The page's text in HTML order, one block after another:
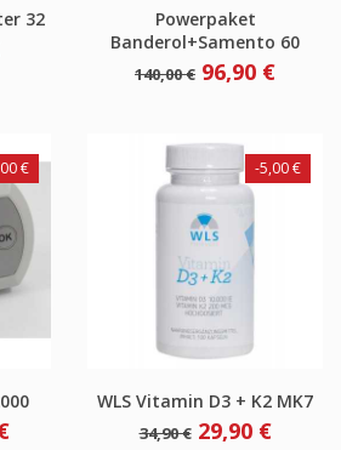
32
Powerpaket
Banderol+Samento 60
Verkaufspreis
140,00 € Preis
96,90 €
€
WLS Vitamin D3 + K2 MK7
Verkaufspreis
34,90 €
-5,00 €
Preis
29,90 €